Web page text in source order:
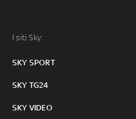
I siti Sky:
SKY SPORT
SKY TG24
SKY VIDEO